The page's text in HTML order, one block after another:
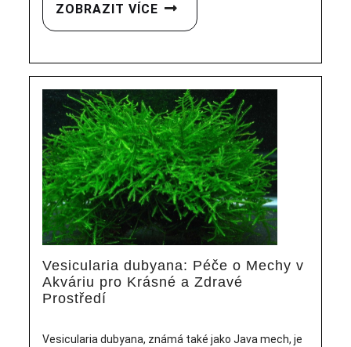
ZOBRAZIT VÍCE
Vesicularia dubyana: Péče o Mechy v
Akváriu pro Krásné a Zdravé
Prostředí
Vesicularia dubyana, známá také jako Java mech, je